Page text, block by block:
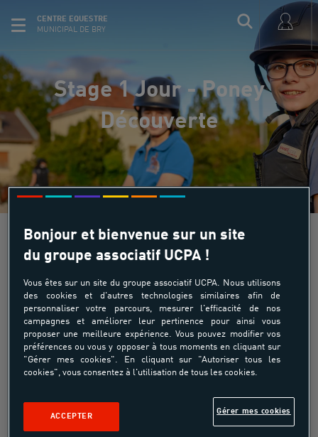
CENTRE EQUESTRE
MUNICIPAL DE BRY
Stage 1 Jour - Poney
Découverte
Stage 1 Jour - Poney Découverte
À partir de
59.00€
De 9h à 16h / prévoir repas du midi
Bonjour et bienvenue sur un site
du groupe associatif UCPA !
Vous êtes sur un site du groupe associatif UCPA. Nous utilisons
des cookies et d'autres technologies similaires afin de
personnaliser votre parcours, mesurer l'efficacité de nos
campagnes et améliorer leur pertinence pour ainsi vous
proposer une meilleure expérience. Vous pouvez modifier vos
préférences ou vous y opposer à tous moments en cliquant sur
"Gérer mes cookies". En cliquant sur "Autoriser tous les
cookies", vous consentez à l'utilisation de tous les cookies.
Gérer mes cookies
ACCEPTER